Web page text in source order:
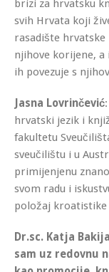
brizi za hrvatsku
svih Hrvata koji
rasadište
njihove korijene,
ih povezuje s
Jasna Lovrinčević
hrvatski jezik i
fakultetu
sveučilištu i u
primijenjenu
svom radu i
položaj kroatistike
Dr.sc. Katja Bakija
sam uz redovnu